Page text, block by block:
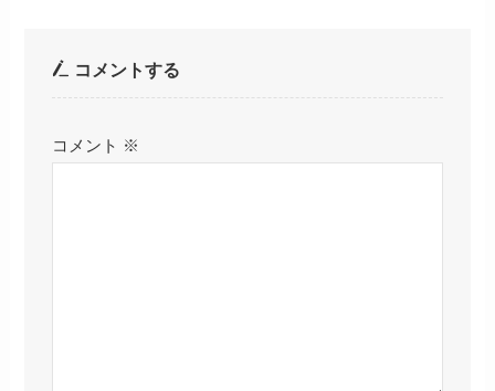
コメントする
コメント ※